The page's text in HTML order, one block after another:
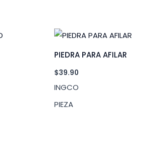
PIEDRA PARA AFILAR
$39.90
INGCO
PIEZA